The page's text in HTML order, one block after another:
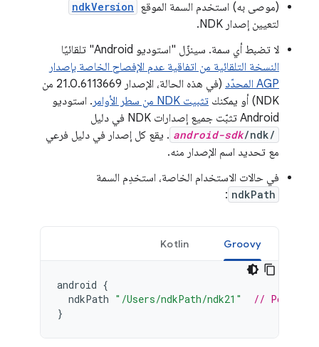
(موصى به) استخدم السمة الموقع ndkVersion
لتعيين إصدار NDK.
لا تضبط أي سمة. سينزّل "استوديو Android" تلقائيًا
النسخة التلقائية من اتفاقية عدم الإفصاح الخاصة بإصدار
AGP المحدّد
(في هذه الحالة، الإصدار 21.0.6113669 من
NDK) أو يمكنك
تثبيت NDK من سطر الأوامر
. استوديو
Android تثبّت جميع إصدارات NDK في دليل
android-sdk/ndk/
. يقع كل إصدار في دليل فرعي
مع تحديد اسم الإصدار منه.
في حالات الاستخدام الخاصة، استخدِم السمة
ndkPath
:
Groovy
Kotlin
android {
ndkPath "/Users/ndkPath/ndk21"
// Point to
}